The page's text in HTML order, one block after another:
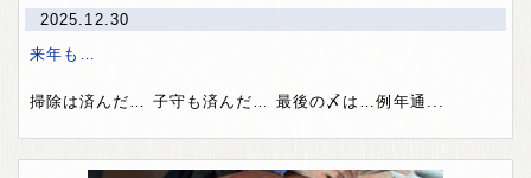
2025.12.30
来年も…
掃除は済んだ… 子守も済んだ… 最後の〆は…例年通...